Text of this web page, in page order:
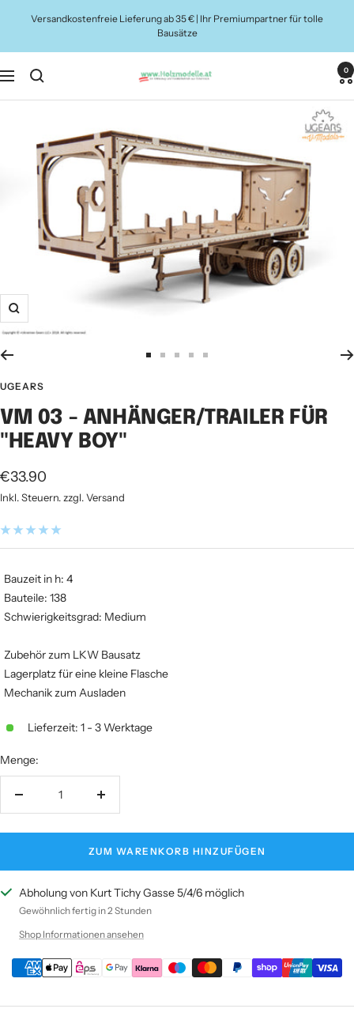
Versandkostenfreie Lieferung ab 35 € | Ihr Premiumpartner für tolle
Bausätze
Navigation Holzmodelle.at 0
Zoom
gehen
gehen
gehengehengehen
UGEARS
VM 03 - ANHÄNGER/TRAILER FÜR
"HEAVY BOY"
Angebotspreis
€33.90
Inkl. Steuern. zzgl. Versand
Bauzeit in h: 4
Bauteile: 138
Schwierigkeitsgrad: Medium
Zubehör zum LKW Bausatz
Lagerplatz für eine kleine Flasche
Mechanik zum Ausladen
Lieferzeit: 1 - 3 Werktage
Menge:
Menge
ZUM WARENKORB HINZUFÜGEN
Abholung von Kurt Tichy Gasse 5/4/6 möglich
Gewöhnlich fertig in 2 Stunden
Shop Informationen ansehen